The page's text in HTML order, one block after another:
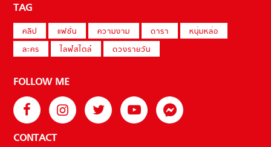
TAG
คลิป แฟชั่น ความงาม ดารา
หนุ่มหล่อ
ละคร
ไลฟ์สไตล์ ดวงรายวัน
FOLLOW ME
CONTACT